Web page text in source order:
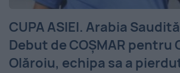
CUPA ASIEI. Arabia
Debut de COȘMAR pentru
Olăroiu, echipa sa a